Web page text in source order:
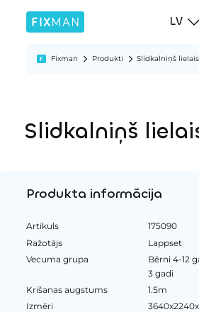
LV
Fixman Produkti Slidkalniņš lielais
Slidkalniņš
Produkta informācija
Artikuls
175090
Ražotājs
Lappset
Vecuma grupa
Bērni 4-12
3 gadi
Krišanas augstums
1.5m
Izmēri